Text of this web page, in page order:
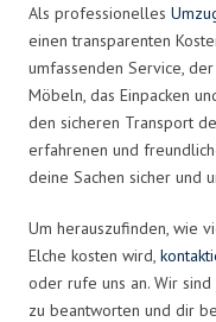
Als professionelles
einen transparenten
umfassenden Service,
Möbeln, das Einpacken
den sicheren Transport
erfahrenen und
deine Sachen sicher und
Um herauszufinden, wie
Elche kosten wird,
oder rufe uns an. Wir
zu beantworten und dir